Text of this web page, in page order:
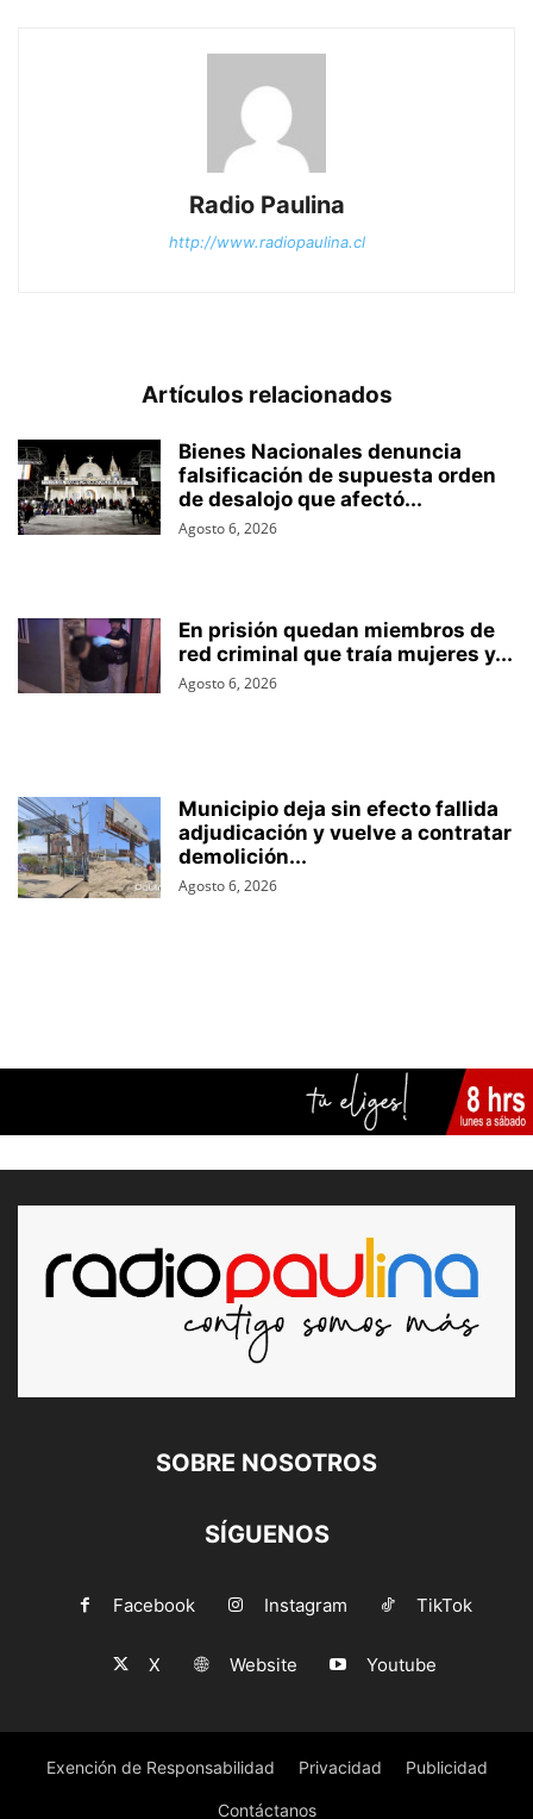
Radio Paulina
http://www.radiopaulina.cl
Artículos relacionados
Bienes Nacionales denuncia
falsificación de supuesta orden
de desalojo que afectó...
Agosto 6, 2026
En prisión quedan miembros de
red criminal que traía mujeres y...
Agosto 6, 2026
Municipio deja sin efecto fallida
adjudicación y vuelve a contratar
demolición...
Agosto 6, 2026
SOBRE NOSOTROS
SÍGUENOS
Facebook Instagram TikTok
X Website Youtube
Exención de Responsabilidad Privacidad Publicidad
Contáctanos